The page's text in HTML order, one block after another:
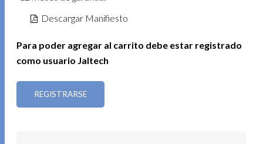
Descargar Manifiesto
Para poder agregar al carrito debe estar registrado
como usuario Jaltech
REGISTRARSE